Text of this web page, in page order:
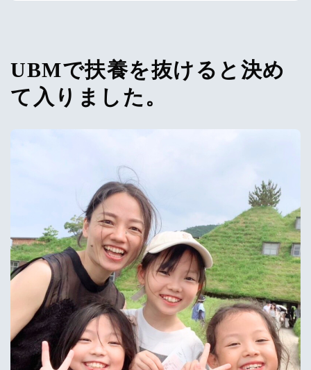
UBMで扶養を抜けると決め
て入りました。